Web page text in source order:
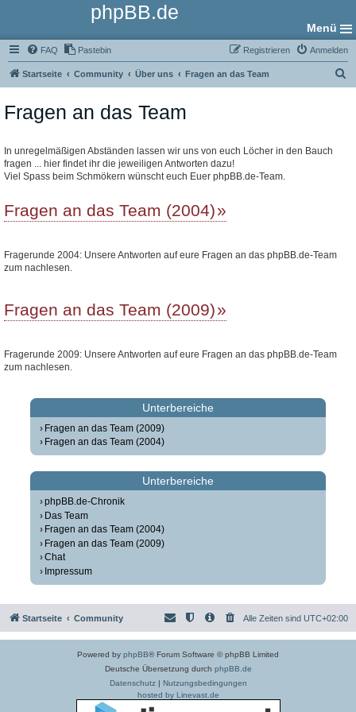
phpBB.de
Menü
FAQ Pastebin Anmelden
Registrieren
Startseite Community Über uns Fragen an das Team
Fragen an das Team
In unregelmäßigen Abständen lassen wir uns von euch Löcher in den Bauch
fragen ... hier findet ihr die jeweiligen Antworten dazu!
Viel Spass beim Schmökern wünscht euch Euer phpBB.de-Team.
Fragen an das Team (2004)
Fragerunde 2004: Unsere Antworten auf eure Fragen an das phpBB.de-Team
zum nachlesen.
Fragen an das Team (2009)
Fragerunde 2009: Unsere Antworten auf eure Fragen an das phpBB.de-Team
zum nachlesen.
Unterbereiche
Fragen an das Team (2009)
Fragen an das Team (2004)
Unterbereiche
phpBB.de-Chronik
Das Team
Fragen an das Team (2004)
Fragen an das Team (2009)
Chat
Impressum
Startseite Community Alle Zeiten sind UTC+02:00
Powered by phpBB® Forum Software © phpBB Limited
Deutsche Übersetzung durch phpBB.de
Datenschutz| Nutzungsbedingungen
hosted by Linevast.de